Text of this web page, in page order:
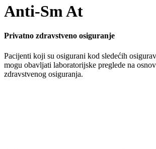
Anti-Sm At
Privatno zdravstveno osiguranje
Pacijenti koji su osigurani kod sledećih
mogu obavljati laboratorijske preglede na
zdravstvenog osiguranja.